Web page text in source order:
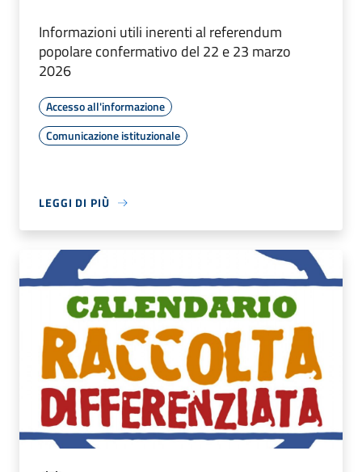
Informazioni utili inerenti al referendum
popolare confermativo del 22 e 23 marzo
2026
Accesso all'informazione
Comunicazione istituzionale
LEGGI DI PIÙ